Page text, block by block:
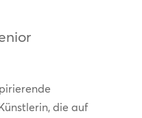
die auf